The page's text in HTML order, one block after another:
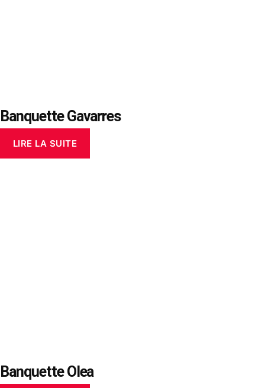
Banquette Gavarres
LIRE LA SUITE
Banquette Olea